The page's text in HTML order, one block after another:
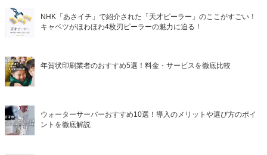
NHK「あさイチ」で紹介された「天才ピーラー」のここがすごい！
キャベツがほわほわ4枚刃ピーラーの魅力に迫る！
年賀状印刷業者のおすすめ5選！料金・サービスを徹底比較
ウォーターサーバーおすすめ10選！導入のメリットや選び方のポイ
ントを徹底解説